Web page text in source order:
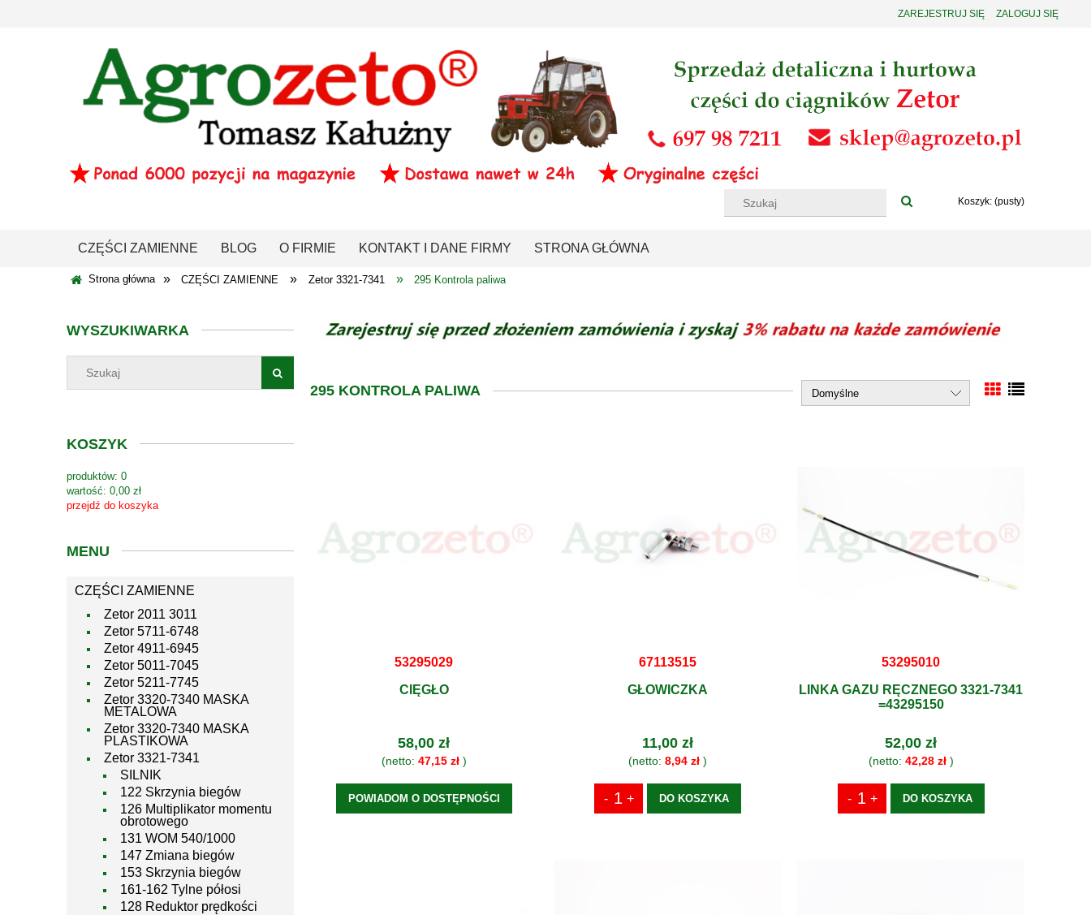
ZAREJESTRUJ SIĘ ZALOGUJ SIĘ
Koszyk: (pusty)
CZĘŚCI ZAMIENNE BLOG O FIRMIE KONTAKT I DANE FIRMY STRONA GŁÓWNA
Strona główna » CZĘŚCI ZAMIENNE » Zetor 3321-7341 » 295 Kontrola paliwa
WYSZUKIWARKA
KOSZYK
produktów: 0
wartość: 0,00 zł
przejdź do koszyka
MENU
CZĘŚCI ZAMIENNE
Zetor 2011 3011
Zetor 5711-6748
Zetor 4911-6945
Zetor 5011-7045
Zetor 5211-7745
Zetor 3320-7340 MASKA
METALOWA
Zetor 3320-7340 MASKA
PLASTIKOWA
Zetor 3321-7341
SILNIK
122 Skrzynia biegów
126 Multiplikator momentu
obrotowego
131 WOM 540/1000
147 Zmiana biegów
153 Skrzynia biegów
161-162 Tylne półosi
128 Reduktor prędkości
295 KONTROLA PALIWA
53295029
CIĘGŁO
58,00 zł
(netto: 47,15 zł)
POWIADOM O DOSTĘPNOŚCI
67113515
GŁOWICZKA
11,00 zł
(netto: 8,94 zł)
DO KOSZYKA
53295010
LINKA GAZU RĘCZNEGO 3321-7341
=43295150
52,00 zł
(netto: 42,28 zł)
DO KOSZYKA